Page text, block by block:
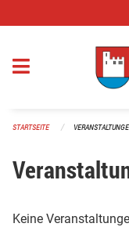
STARTSEITE
Keine